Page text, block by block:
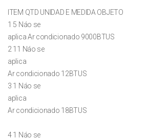
ITEM QTD UNIDAD E MEDIDA OBJETO
1 5 Náo se
aplica Ar condicionado 9000BTUS
2 11 Náo se
aplica
Ar condicionado 12BTUS
3 1 Náo se
aplica
Ar condicionado 18BTUS
4 1 Náo se